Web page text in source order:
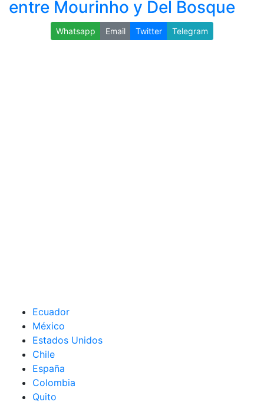
entre Mourinho y Del Bosque
Whatsapp Email Twitter Telegram
Ecuador
México
Estados Unidos
Chile
España
Colombia
Quito